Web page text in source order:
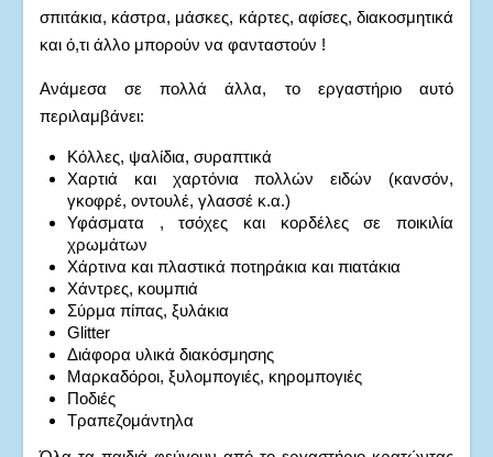
σπιτάκια, κάστρα, μάσκες, κάρτες, αφίσες, διακοσμητικά
και ό,τι άλλο μπορούν να φανταστούν !
Ανάμεσα σε πολλά άλλα, το εργαστήριο αυτό
περιλαμβάνει:
Κόλλες, ψαλίδια, συραπτικά
Χαρτιά και χαρτόνια πολλών ειδών (κανσόν,
γκοφρέ, οντουλέ, γλασσέ κ.α.)
Υφάσματα , τσόχες και κορδέλες σε ποικιλία
χρωμάτων
Χάρτινα και πλαστικά ποτηράκια και πιατάκια
Χάντρες, κουμπιά
Σύρμα πίπας, ξυλάκια
Glitter
Διάφορα υλικά διακόσμησης
Μαρκαδόροι, ξυλομπογιές, κηρομπογιές
Ποδιές
Τραπεζομάντηλα